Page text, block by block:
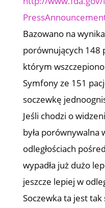
Bazowano na
porównujących 148
którym
Symfony ze 151
soczewkę
Jeśli chodzi o
była porównywalna
odległościach
wypadła już dużo
jeszcze lepiej w
Soczewka ta jest